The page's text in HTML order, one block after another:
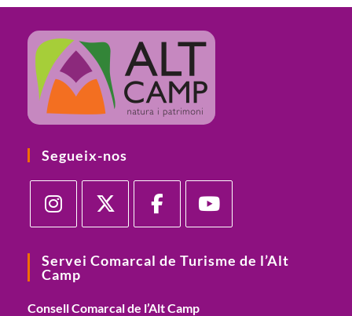
Segueix-nos
Servei Comarcal de Turisme de l’Alt
Camp
Consell Comarcal de l’Alt Camp